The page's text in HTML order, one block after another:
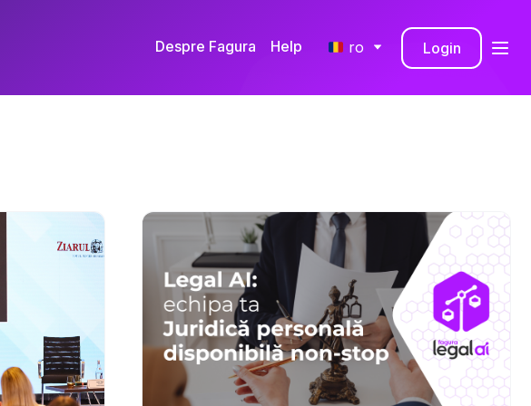
Despre Fagura Help ro Login